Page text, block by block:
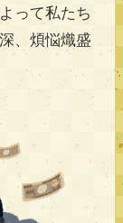
よって私たち
、煩悩熾盛